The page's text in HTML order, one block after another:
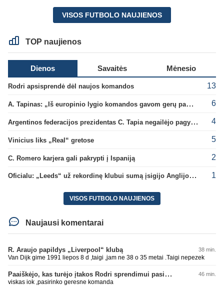
VISOS FUTBOLO NAUJIENOS
TOP naujienos
Dienos Savaitės Mėnesio
Rodri apsisprendė dėl naujos komandos 13
A. Tapinas: „Iš europinio lygio komandos gavom gerų pamokų“ 6
Argentinos federacijos prezidentas C. Tapia negailėjo pagyrų G. Infantino 4
Vinicius liks „Real“ gretose 5
C. Romero karjera gali pakrypti į Ispaniją 2
Oficialu: „Leeds“ už rekordinę klubui sumą įsigijo Anglijos rinktinės vartininką 1
VISOS FUTBOLO NAUJIENOS
Naujausi komentarai
R. Araujo papildys „Liverpool“ klubą 38 min.
Van Dijk gime 1991 liepos 8 d ,taigi ,jam ne 38 o 35 metai .Taigi nepezek
Paaiškėjo, kas turėjo įtakos Rodri sprendimui pasirinkti Barselonos pusę 46 min.
viskas iok ,pasirinko geresne komanda